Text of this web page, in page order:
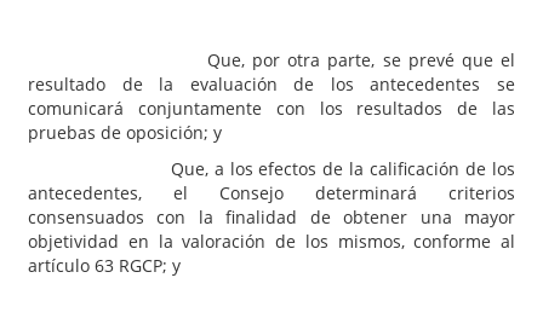
Que, por otra parte, se prevé que el
resultado de la evaluación de los antecedentes se
comunicará conjuntamente con los resultados de las
pruebas de oposición; y
Que, a los efectos de la calificación de los
antecedentes, el Consejo determinará criterios
consensuados con la finalidad de obtener una mayor
objetividad en la valoración de los mismos, conforme al
artículo 63 RGCP; y